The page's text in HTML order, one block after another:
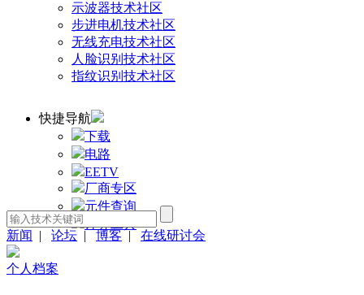
示波器技术社区
步进电机技术社区
无线充电技术社区
人脸识别技术社区
指纹识别技术社区
快捷导航
下载
电路
EETV
厂商专区
元件查询
计算工具
新闻
| 论坛 | 博客 | 在线研讨会
个人档案